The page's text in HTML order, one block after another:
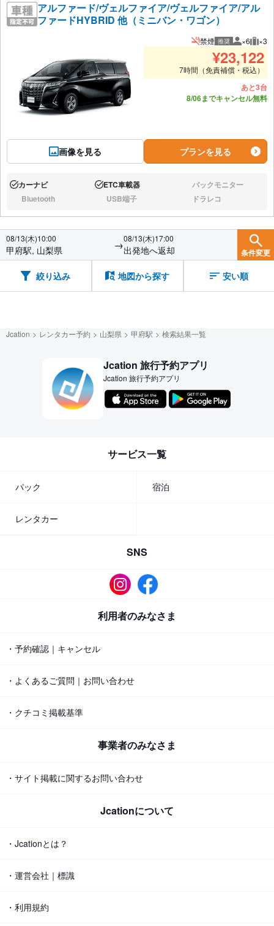
アルファード/ヴェルファイア/ヴェルファイア/アル
ファードHYBRID 他（ミニバン・ワゴン）
画像を見る
禁煙 推奨 推奨人数
×6 推
×3
¥23,122
7時間（免責補償・税込）
あと3台
8/06までキャンセル無料
プランを見る
あり:カーナビ あり:ETC車載器 なし:バックモニター
なし:Bluetooth なし:USB端子 なし:ドラレコ
08/13(木)10:00
甲府駅, 山梨県 →08/13(木)17:00
出発地へ返却 条件変更
絞り込み 地図から探す 安い順
Jcation レンタカー予約 山梨県 甲府駅 検索結果一覧
Jcation 旅行予約アプリ
Jcation 旅行予約アプリ
サービス一覧
パック 宿泊
レンタカー
SNS
利用者のみなさま
・予約確認｜キャンセル
・よくあるご質問｜お問い合わせ
・クチコミ掲載基準
事業者のみなさま
・サイト掲載に関するお問い合わせ
Jcationについて
・Jcationとは？
・運営会社｜標識
・利用規約